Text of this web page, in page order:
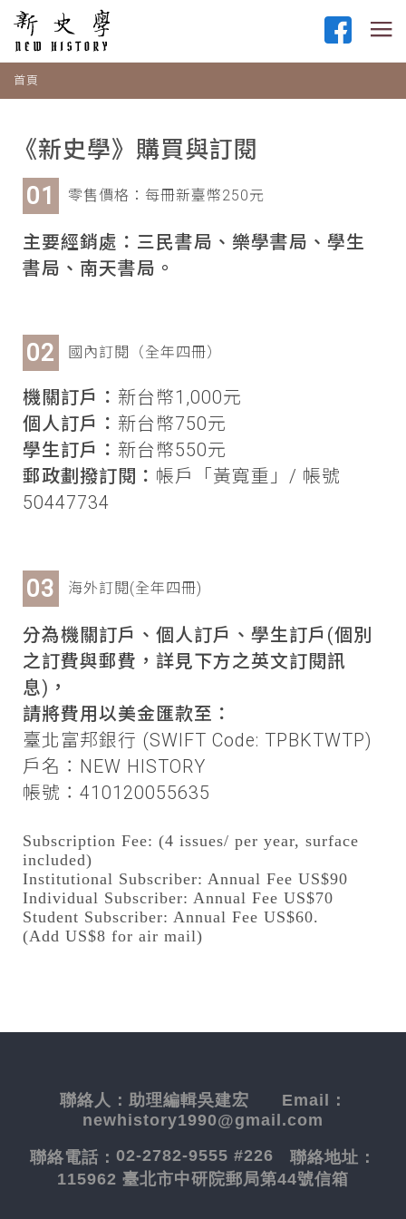
首頁
《新史學》購買與訂閱
零售價格：每冊新臺幣250元
主要經銷處：三民書局、樂學書局、學生
書局、南天書局。
國內訂閱（全年四冊）
機關訂戶： 新台幣1,000元
個人訂戶： 新台幣750元
學生訂戶： 新台幣550元
郵政劃撥訂閱： 帳戶「黃寬重」/ 帳號
50447734
海外訂閱(全年四冊)
分為機關訂戶、個人訂戶、學生訂戶(個別
之訂費與郵費，詳見下方之英文訂閱訊
息)，
請將費用以美金匯款至：
臺北富邦銀行 (SWIFT Code: TPBKTWTP)
戶名：NEW HISTORY
帳號：410120055635
Subscription Fee: (4 issues/ per year, surface
included)
Institutional Subscriber: Annual Fee US$90
Individual Subscriber: Annual Fee US$70
Student Subscriber: Annual Fee US$60.
(Add US$8 for air mail)
聯絡人： 助理編輯吳建宏 Email：
newhistory1990@gmail.com
聯絡電話： 02-2782-9555 #226 聯絡地址：
115962 臺北市中研院郵局第44號信箱